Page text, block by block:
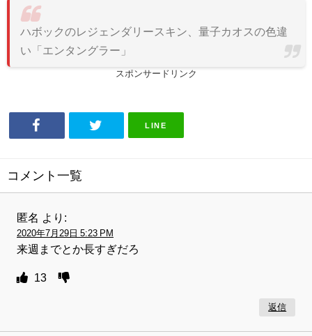
ハボックのレジェンダリースキン、量子カオスの色違
い「エンタングラー」
スポンサードリンク
LINE
コメント一覧
匿名 より:
2020年7月29日 5:23 PM
来週までとか長すぎだろ
13
返信